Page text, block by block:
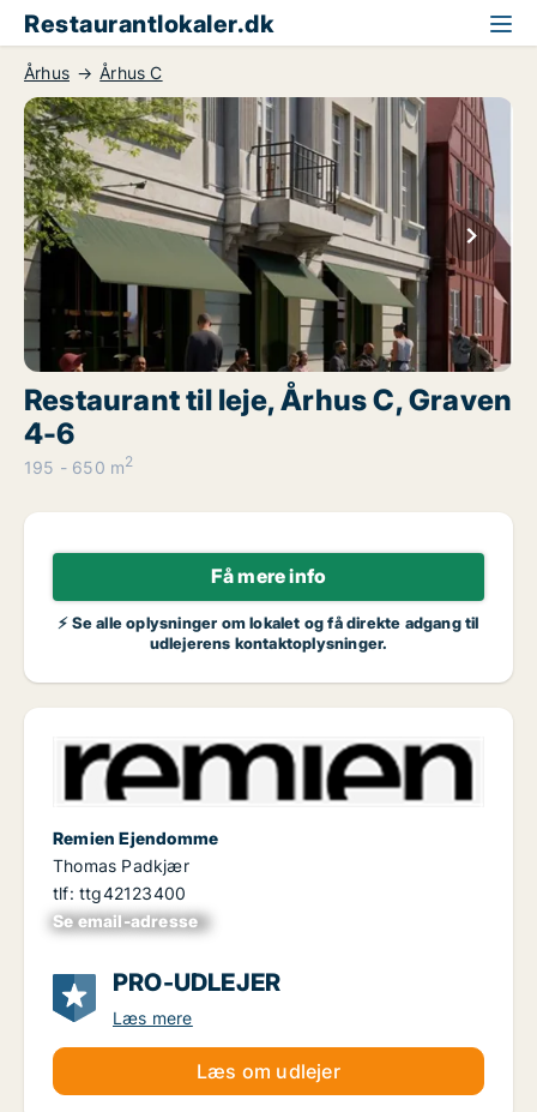
Restaurantlokaler.dk
Århus Århus C
Restaurant til leje, Århus C, Graven
4-6
195 - 650 m2
Få mere info
⚡ Se alle oplysninger om lokalet og få direkte adgang til
udlejerens kontaktoplysninger.
Remien Ejendomme
Thomas Padkjær
tlf: ttg42123400
Se email-adresse
xxxxxxxxxxxxxxxx
PRO-UDLEJER
Læs mere
Læs om udlejer